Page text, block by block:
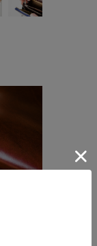
ルギー
艶と品